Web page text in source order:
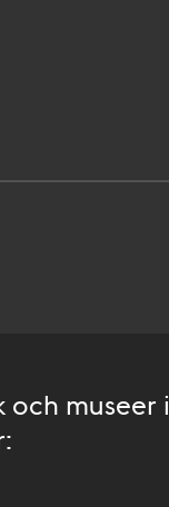
museer i